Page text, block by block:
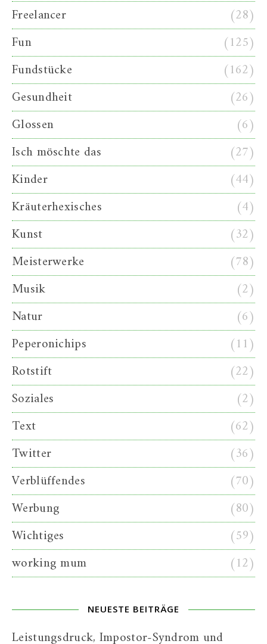
Freelancer
(28)
Fun
(125)
Fundstücke
(162)
Gesundheit
(26)
Glossen
(6)
Isch möschte das
(27)
Kinder
(44)
Kräuterhexisches
(4)
Kunst
(32)
Meisterwerke
(78)
Musik
(2)
Natur
(6)
Peperonichips
(11)
Rotstift
(22)
Soziales
(2)
Text
(62)
Twitter
(36)
Verblüffendes
(70)
Werbung
(80)
Wichtiges
(59)
working mum
(12)
NEUESTE BEITRÄGE
Leistungsdruck, Impostor-Syndrom und